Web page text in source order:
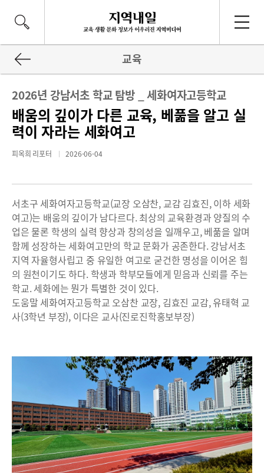
교육
2026년 강남서초 학교 탐방 _ 세화여자고등학교
배움의 깊이가 다른 교육, 베풂을 알고 실
력이 자라는 세화여고
피옥희 리포터 2026-06-04
서초구 세화여자고등학교(교장 오삼찬, 교감 김효진, 이하 세화
여고)는 배움의 깊이가 남다르다. 최상의 교육환경과 양질의 수
업은 물론 학생의 실력 향상과 창의성을 일깨우고, 베풂을 알며
함께 성장하는 세화여고만의 학교 문화가 공존한다. 강남서초
지역 자율형사립고 중 유일한 여고로 굳건한 명성을 이어온 힘
의 원천이기도 하다. 학생과 학부모들에게 믿음과 신뢰를 주는
학교. 세화에는 뭔가 특별한 것이 있다.
도움말 세화여자고등학교 오삼찬 교장, 김효진 교감, 유태혁 교
사(3학년 부장), 이다은 교사(진로진학홍보부장)